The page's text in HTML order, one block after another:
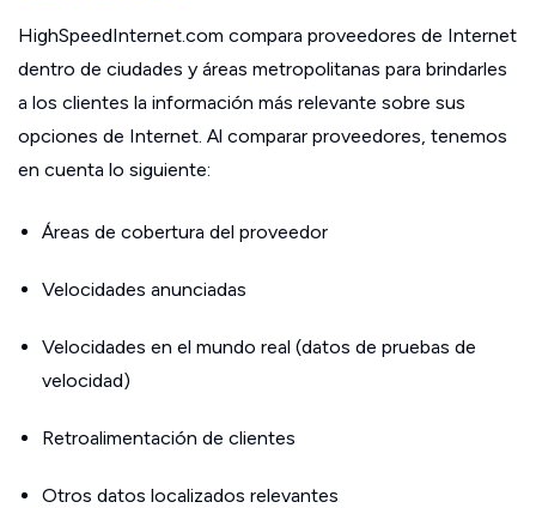
HighSpeedInternet.com compara proveedores de Internet
dentro de ciudades y áreas metropolitanas para brindarles
a los clientes la información más relevante sobre sus
opciones de Internet. Al comparar proveedores, tenemos
en cuenta lo siguiente:
Áreas de cobertura del proveedor
Velocidades anunciadas
Velocidades en el mundo real (datos de pruebas de
velocidad)
Retroalimentación de clientes
Otros datos localizados relevantes